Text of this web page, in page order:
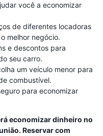
você a economizar
de diferentes locadoras
melhor negócio.
e descontos para
seu carro.
um veículo menor para
combustível.
para economizar
economizar dinheiro no
Reservar com